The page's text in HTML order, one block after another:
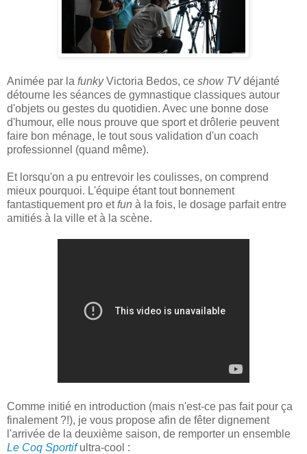
Animée par la funkyVictoria Bedos, ce show TVdéjanté
détourne les séances de gymnastique classiques autour
d'objets ou gestes du quotidien. Avec une bonne dose
d'humour, elle nous prouve que sport et drôlerie peuvent
faire bon ménage, le tout sous validation d'un coach
professionnel (quand même).
Et lorsqu'on a pu entrevoir les coulisses, on comprend
mieux pourquoi. L'équipe étant tout bonnement
fantastiquement pro etfun à la fois, le dosage parfait entre
amitiés à la ville et à la scène.
Comme initié en introduction (mais n'est-ce pas fait pour ça
finalement ?!), je vous propose afin de fêter dignement
l'arrivée de la deuxième saison, de remporter un ensemble
Le Coq Sportifultra-cool :